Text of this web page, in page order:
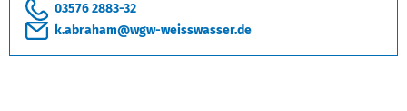
03576 2883-32
k.abraham@wgw-weisswasser.de